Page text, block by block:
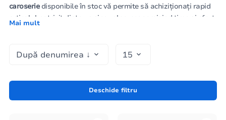
caroseriedisponibile în stoc vă permite să achiziționați rapid
articolul potrivit dintr-un singur loc, economisind timp și efort.
direcțieși alte elemente de optică autoesențiale, asigurând o
Mai mult
Deschide filtru